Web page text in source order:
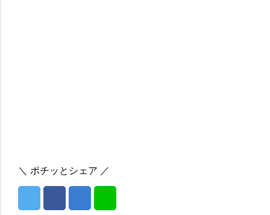
＼ ポチッとシェア ／